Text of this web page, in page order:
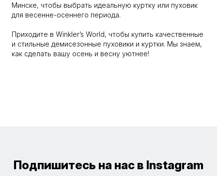
Минске, чтобы выбрать идеальную куртку или пуховик
для весенне-осеннего периода.
Приходите в Winkler’s World, чтобы купить качественные
и стильные демисезонные пуховики и куртки. Мы знаем,
как сделать вашу осень и весну уютнее!
Подпишитесь на нас в Instagram